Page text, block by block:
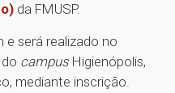
da FMUSP.
e será realizado no
campus Higienópolis,
mediante inscrição.